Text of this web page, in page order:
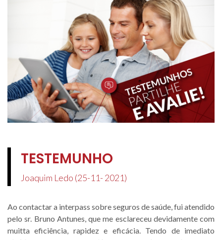
TESTEMUNHO
Joaquim Ledo (25-11- 2021)
Ao contactar a interpass sobre seguros de saúde, fui atendido
pelo sr. Bruno Antunes, que me esclareceu devidamente com
muitta eficiência, rapidez e eficácia. Tendo de imediato